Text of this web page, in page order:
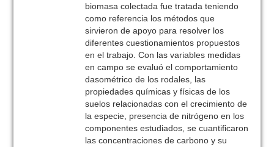
biomasa colectada fue tratada teniendo
como referencia los métodos que
sirvieron de apoyo para resolver los
diferentes cuestionamientos propuestos
en el trabajo. Con las variables medidas
en campo se evaluó el comportamiento
dasométrico de los rodales, las
propiedades químicas y físicas de los
suelos relacionadas con el crecimiento de
la especie, presencia de nitrógeno en los
componentes estudiados, se cuantificaron
las concentraciones de carbono y su